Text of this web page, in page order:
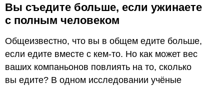
Вы съедите больше, если ужинаете
с полным человеком
Общеизвестно, что вы в общем едите больше,
если едите вместе с кем-то. Но как может вес
ваших компаньонов повлиять на то, сколько
вы едите? В одном исследовании учёные